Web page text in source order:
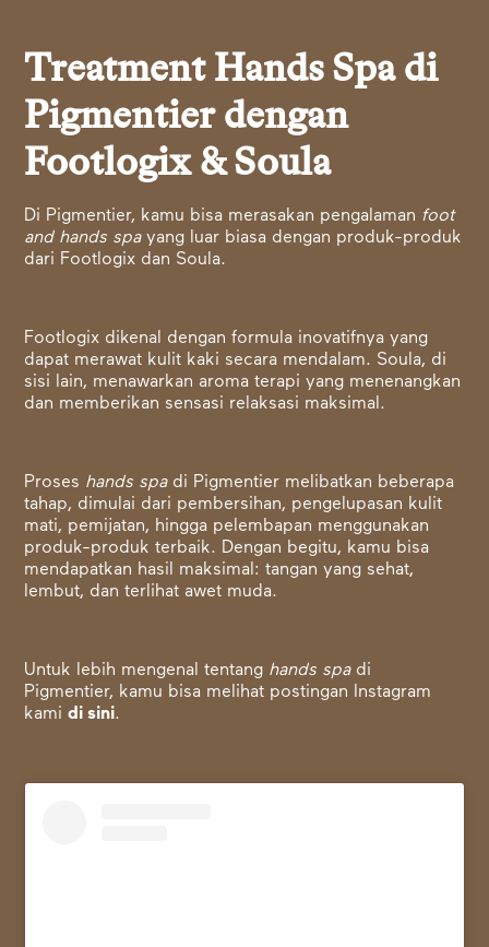
Treatment Hands Spa di
Pigmentier dengan
Footlogix & Soula
Di Pigmentier, kamu bisa merasakan pengalaman foot
and hands spayang luar biasa dengan produk-produk
dari Footlogix dan Soula.
Footlogix dikenal dengan formula inovatifnya yang
dapat merawat kulit kaki secara mendalam. Soula, di
sisi lain, menawarkan aroma terapi yang menenangkan
dan memberikan sensasi relaksasi maksimal.
Proses hands spa di Pigmentier melibatkan beberapa
tahap, dimulai dari pembersihan, pengelupasan kulit
mati, pemijatan, hingga pelembapan menggunakan
produk-produk terbaik. Dengan begitu, kamu bisa
mendapatkan hasil maksimal: tangan yang sehat,
lembut, dan terlihat awet muda.
Untuk lebih mengenal tentang hands spadi
Pigmentier, kamu bisa melihat postingan Instagram
kami di sini.